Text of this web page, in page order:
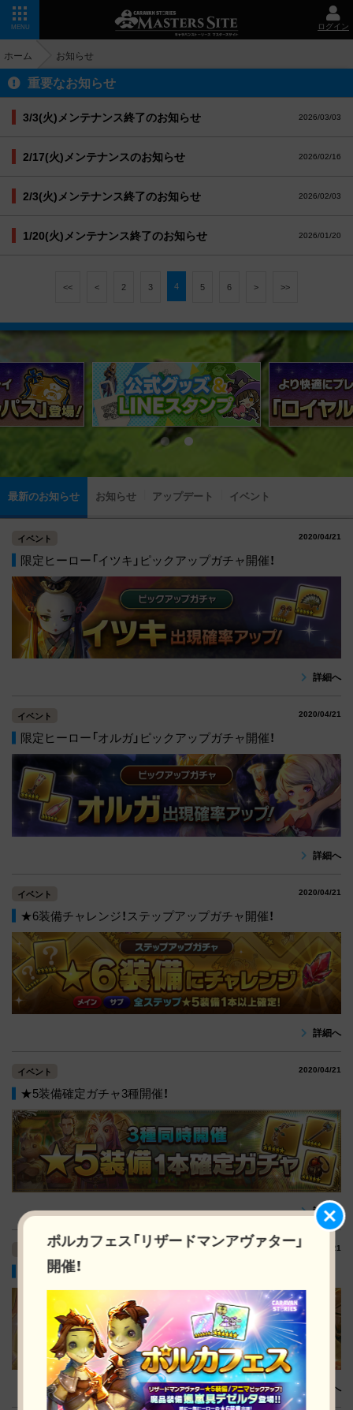
MENU ログイン
ホーム お知らせ
重要なお知らせ
3/3(火)メンテナンス終了のお知らせ 2026/03/03
2/17(火)メンテナンスのお知らせ 2026/02/16
2/3(火)メンテナンス終了のお知らせ 2026/02/03
1/20(火)メンテナンス終了のお知らせ 2026/01/20
<< < 2 3 4 5 6 > >>
最新のお知らせ お知らせ アップデート イベント
イベント 2020/04/21
限定ヒーロー「イツキ」ピックアップガチャ開催！
詳細へ
イベント 2020/04/21
限定ヒーロー「オルガ」ピックアップガチャ開催！
詳細へ
イベント 2020/04/21
★6装備チャレンジ！ステップアップガチャ開催！
詳細へ
イベント 2020/04/21
★5装備確定ガチャ3種開催！
詳細へ
イベント 2020/04/21
3種同時開催！ピックアップガチャ！
詳細へ
ポルカフェス「リザードマンアヴァター」
開催！